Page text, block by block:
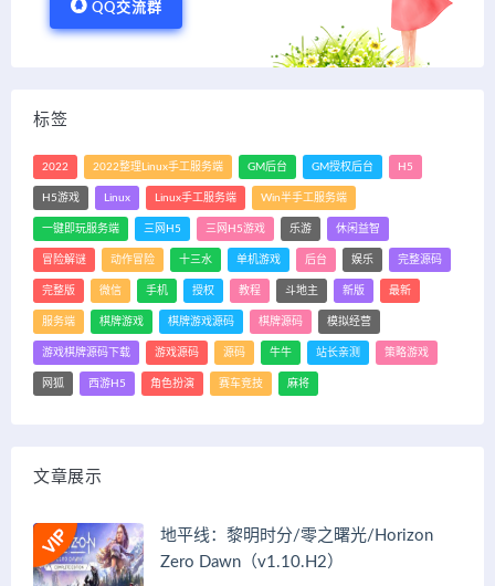
QQ交流群
标签
2022 2022整理Linux手工服务端 GM后台 GM授权后台 H5
H5游戏 Linux Linux手工服务端 Win半手工服务端
一键即玩服务端 三网H5 三网H5游戏 乐游 休闲益智
冒险解谜 动作冒险 十三水 单机游戏 后台 娱乐 完整源码
完整版 微信 手机 授权 教程 斗地主 新版 最新
服务端 棋牌游戏 棋牌游戏源码 棋牌源码 模拟经营
游戏棋牌源码下载 游戏源码 源码 牛牛 站长亲测 策略游戏
网狐 西游H5 角色扮演 赛车竞技 麻将
文章展示
地平线：黎明时分/零之曙光/Horizon
Zero Dawn（v1.10.H2）